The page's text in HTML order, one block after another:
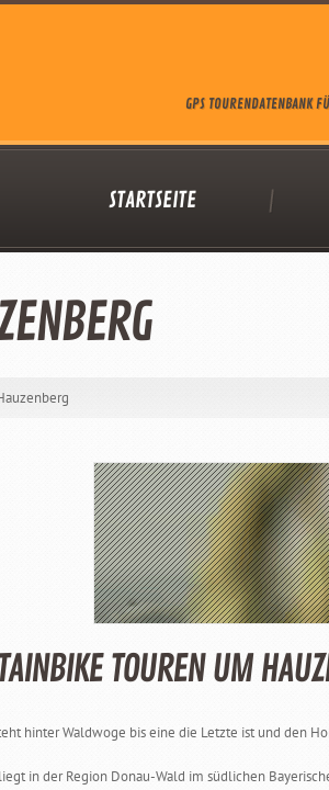
GPS TOURENDATENBANK
STARTSEITE
TOUREN UM
hinter Waldwoge bis eine die Letzte ist und den
in der Region Donau-Wald im südlichen